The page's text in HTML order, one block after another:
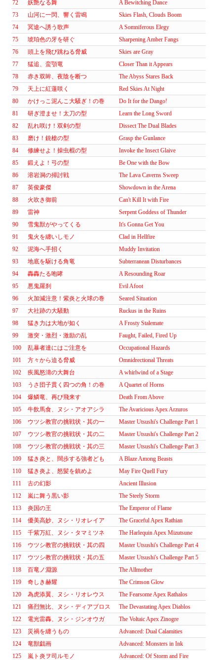
72
妖艶なる舞
A Bewitching Dance
73
山河に一閃、響く雷鳴
Skies Flash, Clouds Boom
74
冥途へ誘う歌声
A Somniferous Elegy
75
琥珀色の牙を研ぐ
Sharpening Amber Fangs
76
頭上を飛び跳ねる脅威
Skies are Gray
77
猛追、蛮顎竜
Closer Than it Appears
78
赤き双眸、夜陰を断つ
The Abyss Stares Back
79
天上に紅蓮咲く
Red Skies At Night
80
かけっこ泥んこ大騒ぎ！の巻
Do It for the Dango!
81
研ぎ澄ませ！太刀の型
Learn the Long Sword
82
乱れ咲け！双剣の型
Dissect The Dual Blades
83
磨け！銃槍の型
Grasp the Gunlance
84
修練せよ！操虫棍の型
Invoke the Insect Glaive
85
鍛えよ！弓の型
Be One with the Bow
86
溶岩洞の掃討戦
The Lava Caverns Sweep
87
英俊豪傑
Showdown in the Arena
88
火吹き御前
Can't Kill It with Fire
89
雷神
Serpent Goddess of Thunder
90
雪鬼獣がやってくる
It's Gonna Get You
91
鬼火を纏いしモノ
Clad in Hellfire
92
泥海へ手招く
Muddy Invitation
93
地底を駆ける角竜
Subterranean Disturbances
94
轟轟たる咆哮
A Resounding Roar
95
悪鬼羅刹
Evil Afoot
96
火加減注意！紫炎と火球の巻
Seared Situation
97
大社跡の大騒動
Ruckus in the Ruins
98
猛き力は大地が如く
A Frosty Stalemate
99
激突・激烈・激励の乱
Faught, Failed, Fired Up
100
乱暴者達にはご注意を
Occupational Hazards
101
方々から迫る脅威
Omnidrectional Threats
102
疾風怒濤の大舞台
A whirlwind of a Stage
103
うさ団子貫く四つの角！の巻
A Quartet of Horns
104
爆鱗竜、再び飛来す
Death From Above
105
牛飲馬食、ヌシ・アオアシラ
The Avaricious Apex Arzuros
106
ウツシ教官の挑戦状・其の一
Master Utsushi's Challenge Part 1
107
ウツシ教官の挑戦状・其の二
Master Utsushi's Challenge Part 2
108
ウツシ教官の挑戦状・其の三
Master Utsushi's Challenge Part 3
109
猛き炎と、闊歩する強者ども
A Blaze Among Beasts
110
猛き炎よ、怒髪を鎮めよ
May Fire Quell Fury
111
古の幻影
Ancient Illusion
112
嵐に舞う黒い影
The Steely Storm
113
炎国の王
The Emperor of Flame
114
優美高妙、ヌシ・リオレイア
The Graceful Apex Rathian
115
千紫万紅、ヌシ・タマミツネ
The Harlequin Apex Mizutsune
116
ウツシ教官の挑戦状・其の四
Master Utsushi's Challenge Part 4
117
ウツシ教官の挑戦状・其の五
Master Utsushi's Challenge Part 5
118
百竜ノ淵源
The Allmother
119
奇しき赫耀
The Crimson Glow
120
為虎添翼、ヌシ・リオレウス
The Fearsome Apex Rathalos
121
痛烈無比、ヌシ・ディアブロス
The Devastating Apex Diablos
122
電光雷轟、ヌシ・ジンオウガ
The Voltaic Apex Zinogre
123
災禍を纏うもの
Advanced: Dual Calamities
124
竜獣戯画
Advanced: Monsters in Ink
125
嵐ト炎ヲ司ルモノ Advanced: Of Storm and Fire